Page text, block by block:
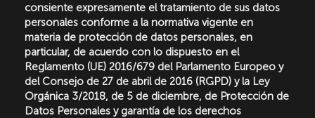
consiente expresamente el tratamiento de sus datos
personales conforme a la normativa vigente en
materia de protección de datos personales, en
particular, de acuerdo con lo dispuesto en el
Reglamento (UE) 2016/679 del Parlamento Europeo y
del Consejo de 27 de abril de 2016 (RGPD) y la Ley
Orgánica 3/2018, de 5 de diciembre, de Protección de
Datos Personales y garantía de los derechos